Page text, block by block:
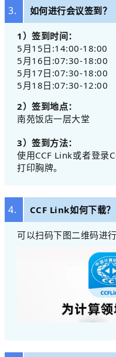
3. 如何进行会议签到？
1）签到时间：
5月15日:14:00-18:00
5月16日:07:30-18:00
5月17日:07:30-18:00
5月18日:07:30-12:00
2）签到地点：
南苑饭店一层大堂
3）签到方法：
使用CCF Link或者登录
打印胸牌。
4. CCF Link如何下载？
可以扫码下图二维码进